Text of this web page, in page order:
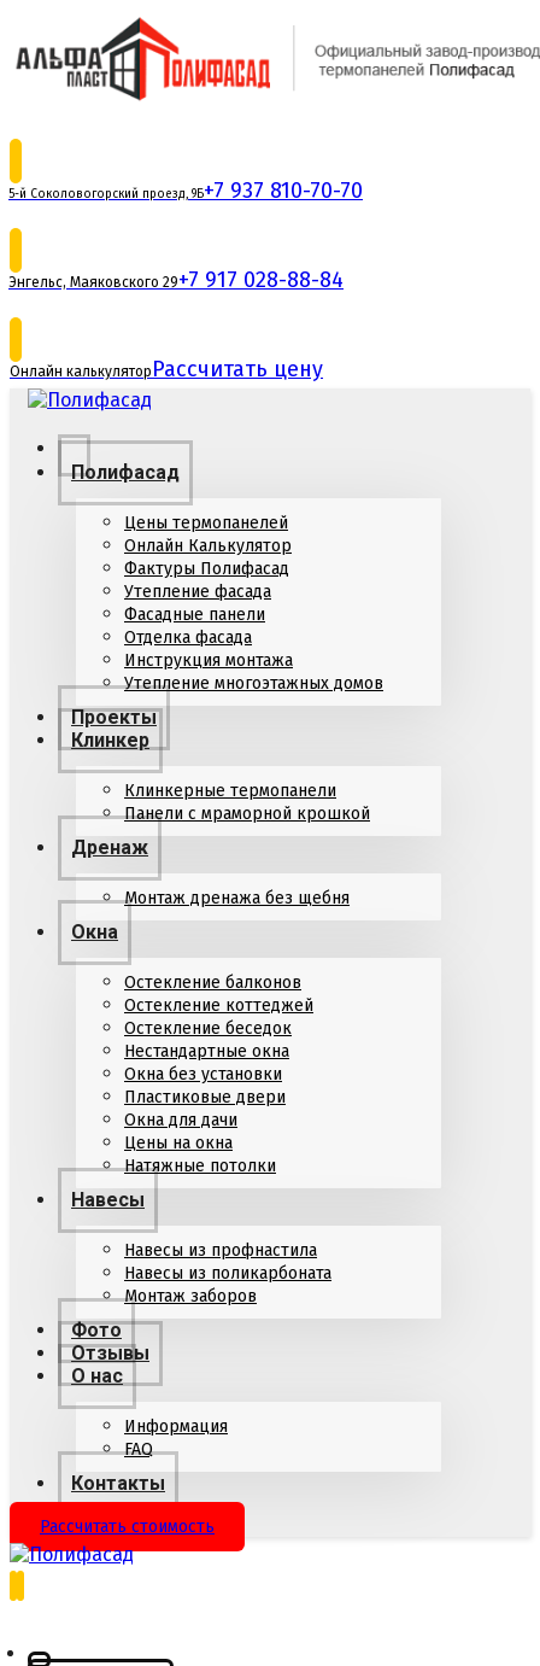
5-й Соколовогорский проезд, 9Б+7 937 810-70-70
Энгельс, Маяковского 29+7 917 028-88-84
Онлайн калькулятор Рассчитать цену
Полифасад
Цены термопанелей
Онлайн Калькулятор
Фактуры Полифасад
Утепление фасада
Фасадные панели
Отделка фасада
Инструкция монтажа
Утепление многоэтажных домов
Проекты
Клинкер
Клинкерные термопанели
Панели с мраморной крошкой
Дренаж
Монтаж дренажа без щебня
Окна
Остекление балконов
Остекление коттеджей
Остекление беседок
Нестандартные окна
Окна без установки
Пластиковые двери
Окна для дачи
Цены на окна
Натяжные потолки
Навесы
Навесы из профнастила
Навесы из поликарбоната
Монтаж заборов
Фото
Отзывы
О нас
Информация
FAQ
Контакты
Рассчитать стоимость